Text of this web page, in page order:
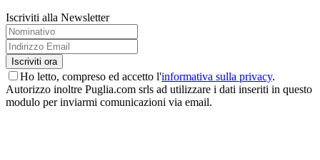
Iscriviti alla Newsletter
Ho letto, compreso ed accetto l'informativa sulla privacy.
Autorizzo inoltre Puglia.com srls ad utilizzare i dati inseriti in questo
modulo per inviarmi comunicazioni via email.